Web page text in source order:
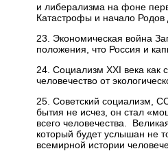
и либерализма на фоне
Катастрофы и начало Родов
23. Экономическая война
положения, что Россия и
24. Социализм XXI века как
человечество от
25. Советский социализм,
бытия не исчез, он стал
всего человечества.
который будет услышан не
всемирной истории